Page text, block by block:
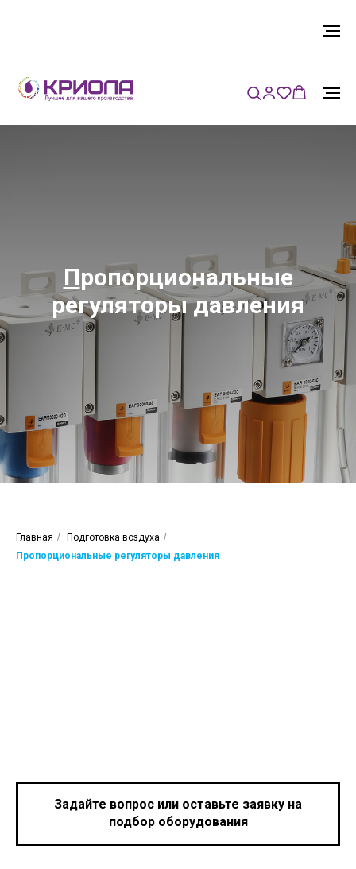
Пропорциональные
регуляторы давления
Главная / Подготовка воздуха /
Пропорциональные регуляторы давления
Задайте вопрос или оставьте заявку на
подбор оборудования